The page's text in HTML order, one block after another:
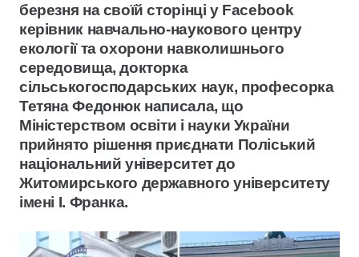
березня на своїй сторінці у Facebook
керівник навчально-наукового центру
екології та охорони навколишнього
середовища, докторка
сільськогосподарських наук, професорка
Тетяна Федонюк написала, що
Міністерством освіти і науки України
прийнято рішення приєднати Поліський
національний університет до
Житомирського державного університету
імені І. Франка.